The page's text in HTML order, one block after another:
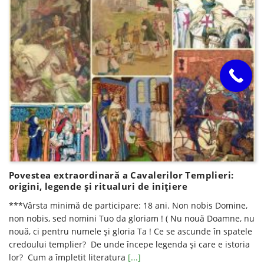
Povestea extraordinară a Cavalerilor Templieri:
origini, legende şi ritualuri de iniţiere
***Vârsta minimă de participare: 18 ani. Non nobis Domine,
non nobis, sed nomini Tuo da gloriam ! ( Nu nouă Doamne, nu
nouă, ci pentru numele și gloria Ta ! Ce se ascunde în spatele
credoului templier? De unde începe legenda și care e istoria
lor? Cum a împletit literatura [...]